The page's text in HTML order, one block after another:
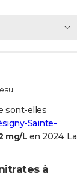
sont-elles
Sainte-
mg/L en 2024. La
à